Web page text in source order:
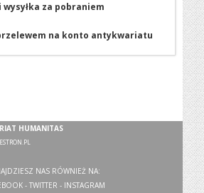
wysyłka za pobraniem
na konto antykwariatu
HUMANITAS
NAS RÓWNIEŻ NA:
- TWITTER - INSTAGRAM